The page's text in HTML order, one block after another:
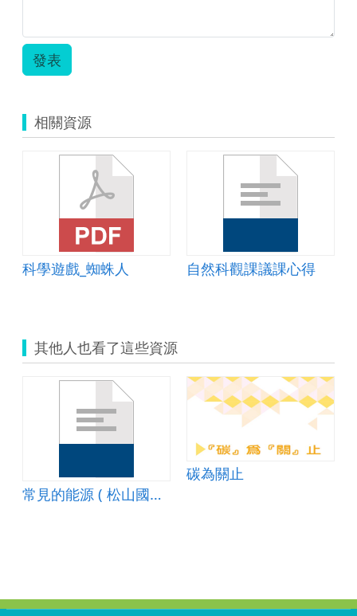
發表
相關資源
科學遊戲_蜘蛛人 自然科觀課議課心得
其他人也看了這些資源
常見的能源 ( 松山國小自然科能源教育/~$能源教育教案.doc )
碳為關止